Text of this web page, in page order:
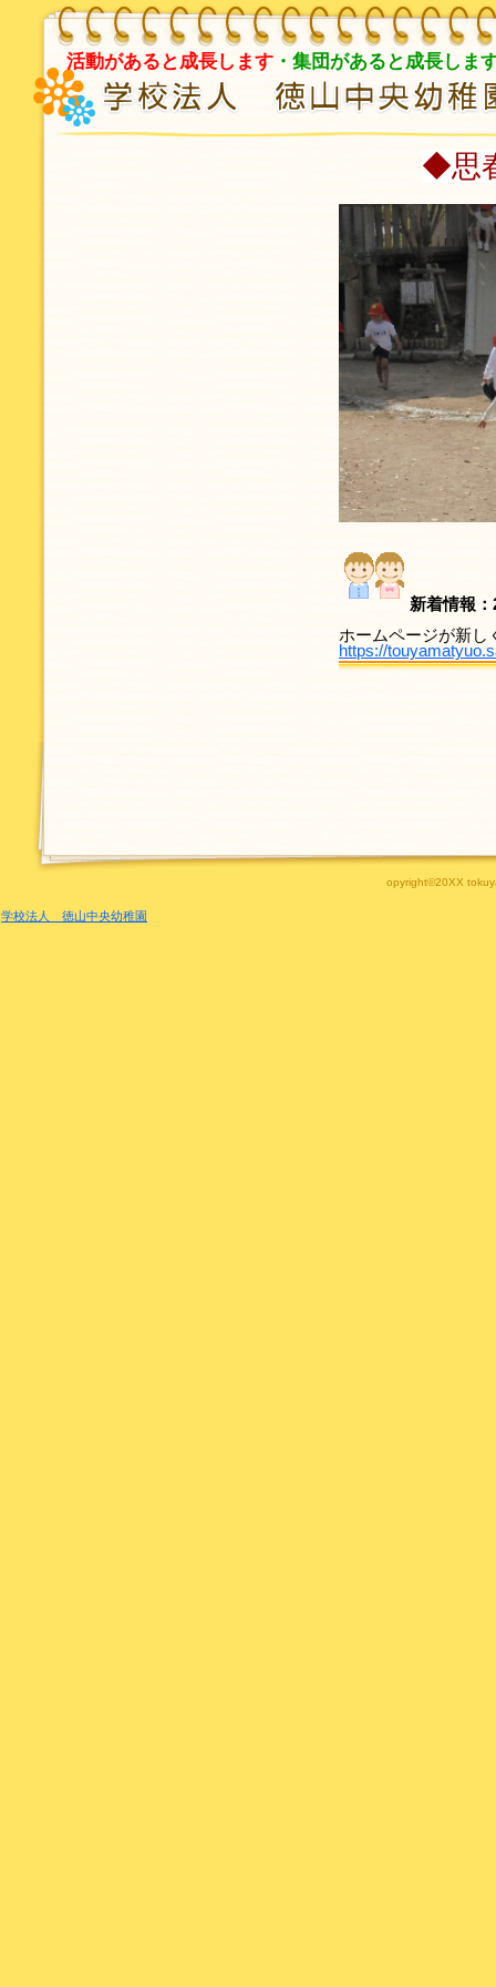
※現在、採用の予
活動があると成長します ・集団があると成長しま
◆思
新着情報
ホームページが新
https://
opyright©20XX
学校法人 徳山中央幼稚園